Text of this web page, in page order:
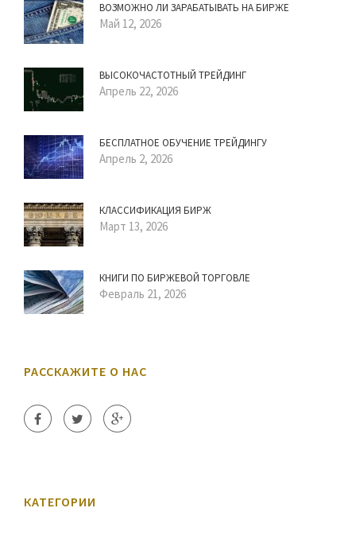
ВОЗМОЖНО ЛИ ЗАРАБАТЫВАТЬ НА БИРЖЕ
Май 12, 2026
ВЫСОКОЧАСТОТНЫЙ ТРЕЙДИНГ
Апрель 22, 2026
БЕСПЛАТНОЕ ОБУЧЕНИЕ ТРЕЙДИНГУ
Апрель 2, 2026
КЛАССИФИКАЦИЯ БИРЖ
Март 13, 2026
КНИГИ ПО БИРЖЕВОЙ ТОРГОВЛЕ
Февраль 21, 2026
РАССКАЖИТЕ О НАС
КАТЕГОРИИ